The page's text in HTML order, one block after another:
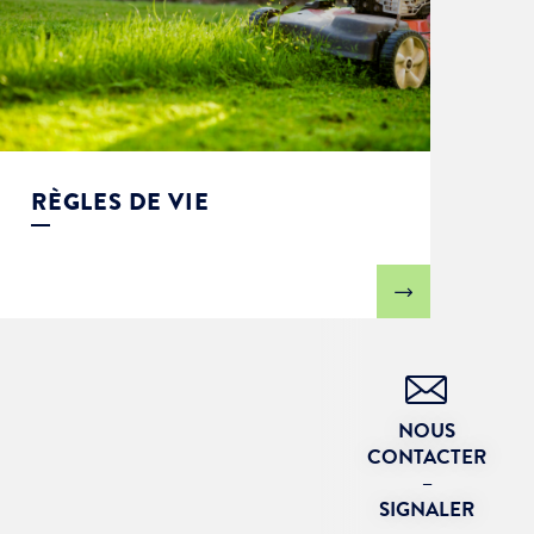
RÈGLES DE VIE
NOUS
CONTACTER
–
SIGNALER